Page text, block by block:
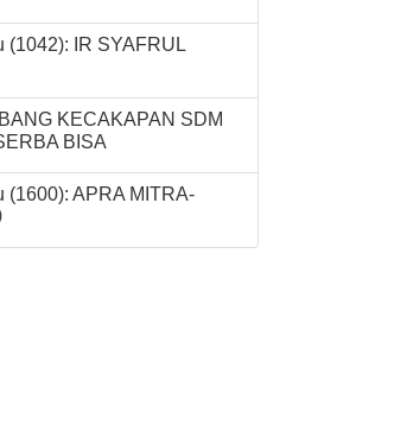
(1042): IR SYAFRUL
KECAKAPAN SDM
BISA
(1600): APRA MITRA-